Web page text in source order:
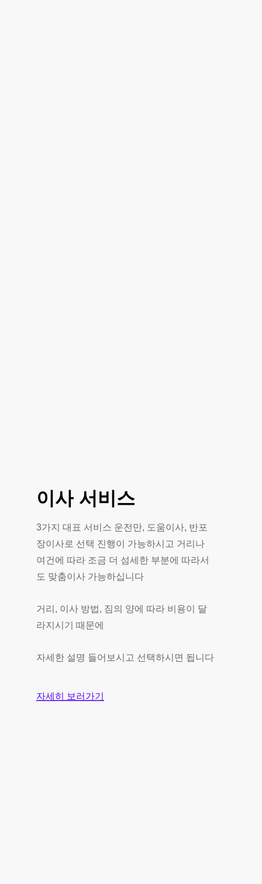
이사 서비스
3가지 대표 서비스 운전만, 도움이사, 반포
장이사로 선택 진행이 가능하시고 거리나
여건에 따라 조금 더 섬세한 부분에 따라서
도 맞춤이사 가능하십니다
거리, 이사 방법, 짐의 양에 따라 비용이 달
라지시기 때문에
자세한 설명 들어보시고 선택하시면 됩니다
자세히 보러가기